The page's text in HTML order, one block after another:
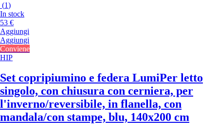
(1)
In stock
53 €
Aggiungi
Aggiungi
Conviene
HIP
Set copripiumino e federa LumiPer letto
singolo, con chiusura con cerniera, per
l'inverno/reversibile, in flanella, con
mandala/con stampe, blu, 140x200 cm